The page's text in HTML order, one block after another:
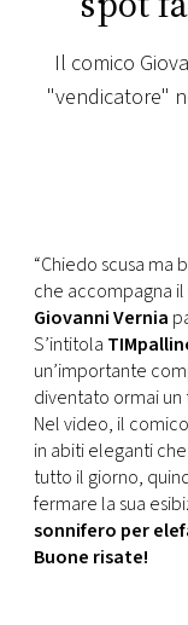
RMC
CONSIGLIA
Il comico
"vendicatore"
“Chiedo scusa ma
che accompagna il
Giovanni Vernia
S’intitola
un’importante
diventato ormai
Nel video, il
in abiti eleganti
tutto il giorno,
fermare la sua
sonnifero per
Buone risate!